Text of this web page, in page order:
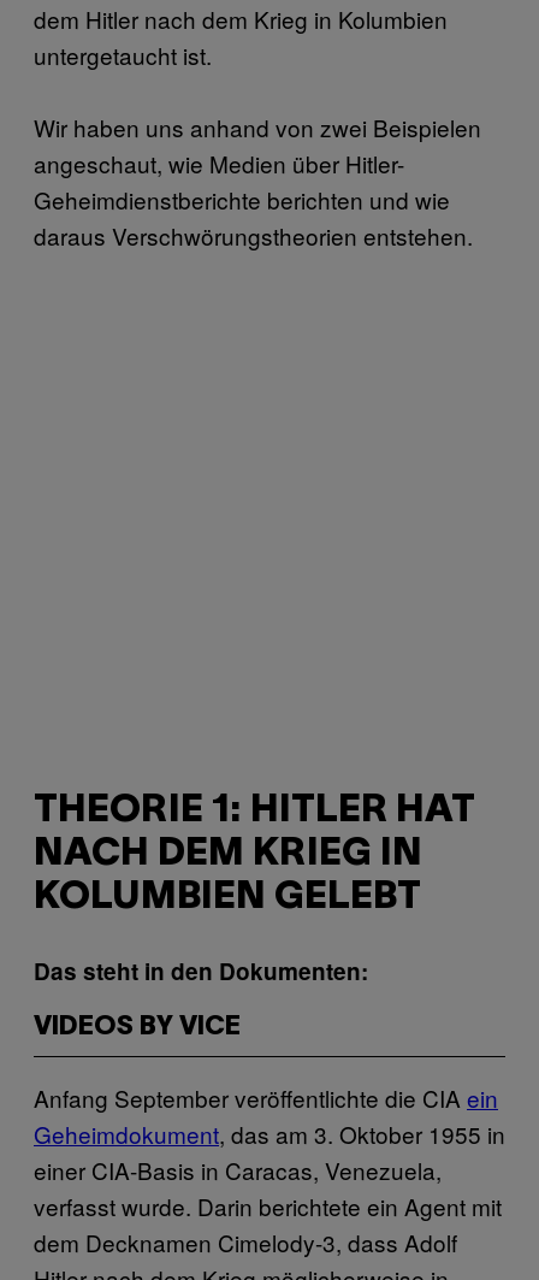
dem Hitler nach dem Krieg in Kolumbien
untergetaucht ist.
Wir haben uns anhand von zwei Beispielen
angeschaut, wie Medien über Hitler-
Geheimdienstberichte berichten und wie
daraus Verschwörungstheorien entstehen.
THEORIE 1: HITLER HAT
NACH DEM KRIEG IN
KOLUMBIEN GELEBT
Das steht in den Dokumenten:
VIDEOS BY VICE
Anfang September veröffentlichte die CIA ein
Geheimdokument, das am 3. Oktober 1955 in
einer CIA-Basis in Caracas, Venezuela,
verfasst wurde. Darin berichtete ein Agent mit
dem Decknamen Cimelody-3, dass Adolf